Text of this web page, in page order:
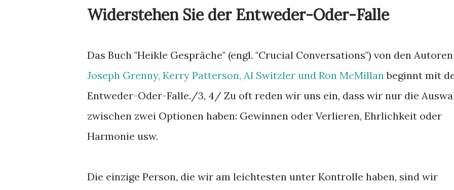
Widerstehen Sie der Entweder-Oder-Falle
Das Buch "Heikle Gespräche" (engl. "Crucial Conversations") von den Autoren
Joseph Grenny, Kerry Patterson, Al Switzler und Ron McMillanbeginnt mit
Entweder-Oder-Falle./3, 4/ Zu oft reden wir uns ein, dass wir nur die
zwischen zwei Optionen haben: Gewinnen oder Verlieren, Ehrlichkeit oder
Harmonie usw.
Die einzige Person, die wir am leichtesten unter Kontrolle haben, sind wir